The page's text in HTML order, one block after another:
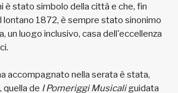
è stato simbolo della città e che, fin
lontano 1872, è sempre stato sinonimo
un luogo inclusivo, casa dell'eccellenza
accompagnato nella serata è stata,
quella de I Pomeriggi Musicaliguidata